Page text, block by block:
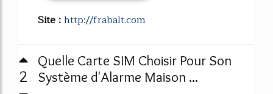
Site :http://frabalt.com
2
Quelle Carte SIM Choisir Pour Son
Système d'Alarme Maison ...